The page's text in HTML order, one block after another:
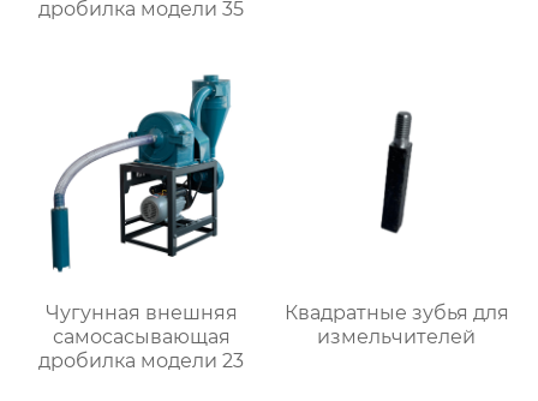
дробилка модели 35
Чугунная внешняя
самоcасывающая
дробилка модели 23
Квадратные зубья для
измельчителей